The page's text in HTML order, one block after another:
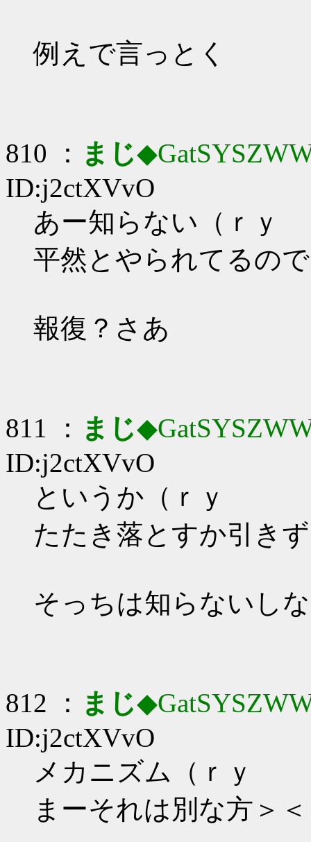
例えで言っとく
810 ： まじ
ID:j2ctXVvO
あー知らない（ｒｙ
平然とやられてるので
報復？さあ
811 ： まじ
ID:j2ctXVvO
というか（ｒｙ
たたき落とすか引き
そっちは知らないし
812 ： まじ
ID:j2ctXVvO
メカニズム（ｒｙ
まーそれは別な方＞＜